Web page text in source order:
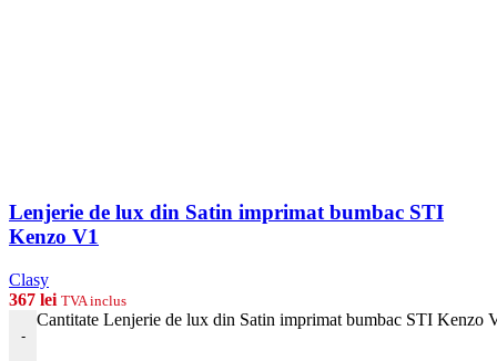
Lenjerie de lux din Satin imprimat bumbac STI
Kenzo V1
Clasy
367 lei TVA inclus
-
Cantitate Lenjerie de lux din Satin imprimat bumbac STI Kenzo